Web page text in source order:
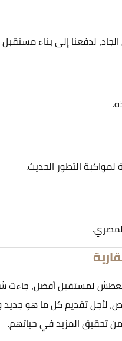
لدفعنا إلى بناء مستقبل
التطور الحديث.
لمستقبل أفضل، جاءت
لأجل تقديم كل ما هو
تحقيق المزيد في حياتهم.